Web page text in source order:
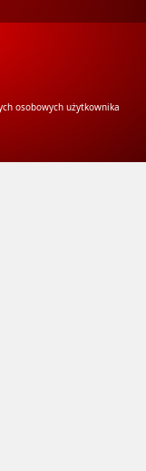
osobowych użytkownika